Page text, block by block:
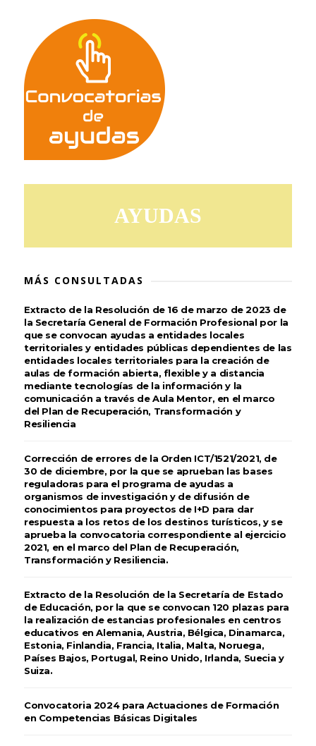
AYUDAS
MÁS CONSULTADAS
Extracto de la Resolución de 16 de marzo de 2023 de
la Secretaría General de Formación Profesional por la
que se convocan ayudas a entidades locales
territoriales y entidades públicas dependientes de las
entidades locales territoriales para la creación de
aulas de formación abierta, flexible y a distancia
mediante tecnologías de la información y la
comunicación a través de Aula Mentor, en el marco
del Plan de Recuperación, Transformación y
Resiliencia
Corrección de errores de la Orden ICT/1521/2021, de
30 de diciembre, por la que se aprueban las bases
reguladoras para el programa de ayudas a
organismos de investigación y de difusión de
conocimientos para proyectos de I+D para dar
respuesta a los retos de los destinos turísticos, y se
aprueba la convocatoria correspondiente al ejercicio
2021, en el marco del Plan de Recuperación,
Transformación y Resiliencia.
Extracto de la Resolución de la Secretaría de Estado
de Educación, por la que se convocan 120 plazas para
la realización de estancias profesionales en centros
educativos en Alemania, Austria, Bélgica, Dinamarca,
Estonia, Finlandia, Francia, Italia, Malta, Noruega,
Países Bajos, Portugal, Reino Unido, Irlanda, Suecia y
Suiza.
Convocatoria 2024 para Actuaciones de Formación
en Competencias Básicas Digitales